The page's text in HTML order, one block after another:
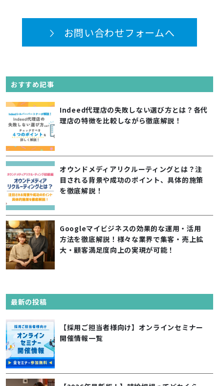
お問い合わせフォームへ
おすすめ記事
Indeed代理店の失敗しない選び方とは？各代
理店の特徴を比較しながら徹底解説！
オウンドメディアリクルーティングとは？注
目される背景や成功のポイント、具体的施策
を徹底解説！
Googleマイビジネスの効果的な運用・活用
方法を徹底解説！様々な業界で集客・売上拡
大・顧客満足度向上の実現が可能！
最新の投稿
【採用ご担当者様向け】オンラインセミナー
開催情報一覧